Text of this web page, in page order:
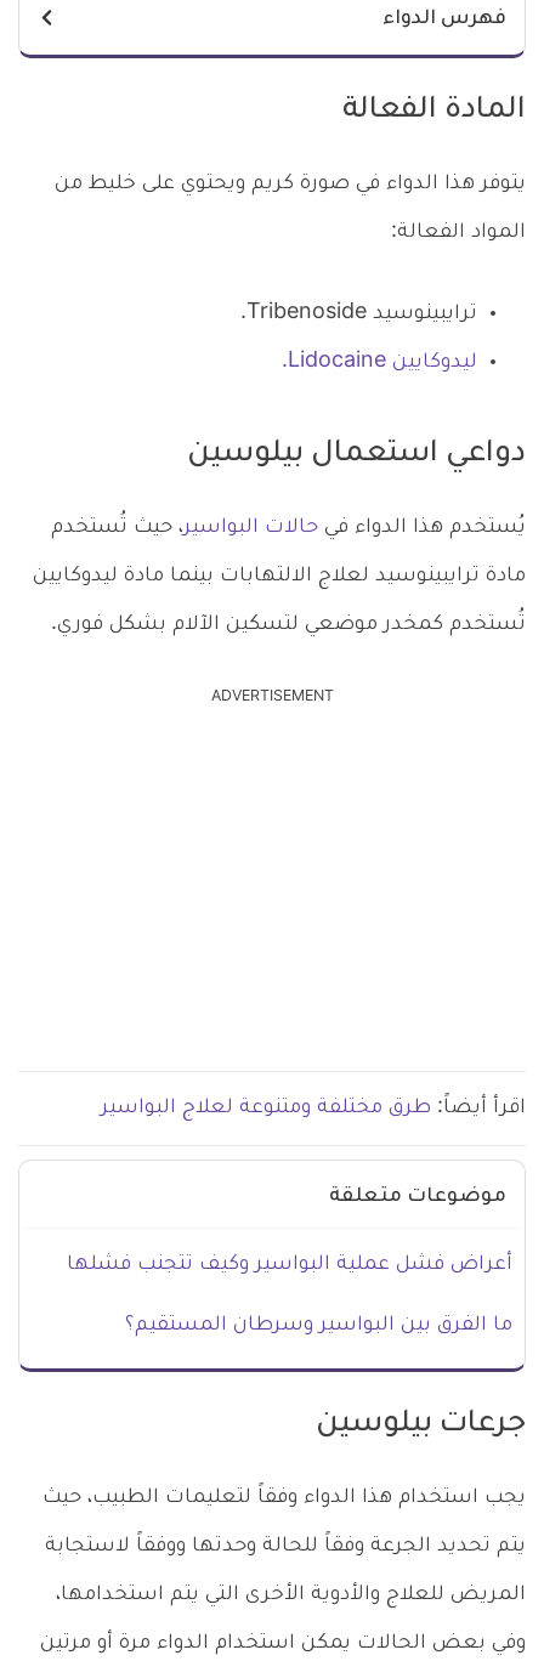
فهرس الدواء
المادة الفعالة
يتوفر هذا الدواء في صورة كريم ويحتوي على خليط من
المواد الفعالة:
ترايبينوسيد Tribenoside.
ليدوكايين Lidocaine.
دواعي استعمال بيلوسين
يُستخدم هذا الدواء في حالات البواسير، حيث تُستخدم
مادة ترايبينوسيد لعلاج الالتهابات بينما مادة ليدوكايين
تُستخدم كمخدر موضعي لتسكين الآلام بشكل فوري.
ADVERTISEMENT
اقرأ أيضاً: طرق مختلفة ومتنوعة لعلاج البواسير
موضوعات متعلقة
أعراض فشل عملية البواسير وكيف تتجنب فشلها
ما الفرق بين البواسير وسرطان المستقيم؟
جرعات بيلوسين
يجب استخدام هذا الدواء وفقاً لتعليمات الطبيب، حيث
يتم تحديد الجرعة وفقاً للحالة وحدتها ووفقاً لاستجابة
المريض للعلاج والأدوية الأخرى التي يتم استخدامها،
وفي بعض الحالات يمكن استخدام الدواء مرة أو مرتين